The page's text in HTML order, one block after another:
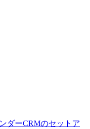
ダーCRMのセットア